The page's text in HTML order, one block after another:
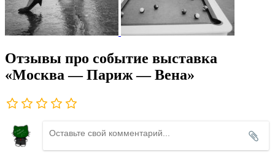
Отзывы про событие выставка
«Москва — Париж — Вена»